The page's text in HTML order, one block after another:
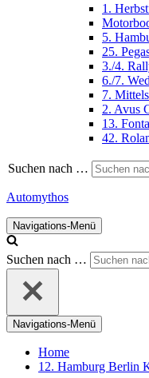
1.
5.
25.
3./4.
6./7.
7.
2. Avus
13.
42.
Suchen nach …
Automythos
Navigations-Menü
Suchen nach …
Navigations-Menü
Home
12. Hamburg Berlin